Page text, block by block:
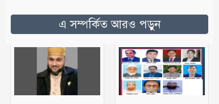
এ সম্পর্কিত আরও পড়ুন